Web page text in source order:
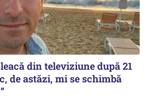
din televiziune după 21
de astăzi, mi se schimbă